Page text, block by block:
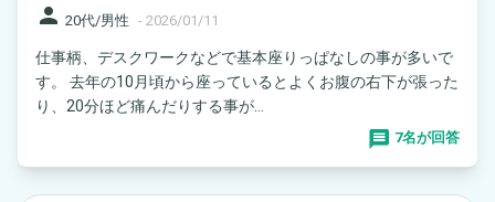
person 20代/男性 - 2026/01/11
仕事柄、デスクワークなどで基本座りっぱなしの事が多いで
す。 去年の10月頃から座っているとよくお腹の右下が張った
り、20分ほど痛んだりする事が...
7名が回答